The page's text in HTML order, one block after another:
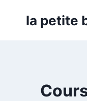
la petite